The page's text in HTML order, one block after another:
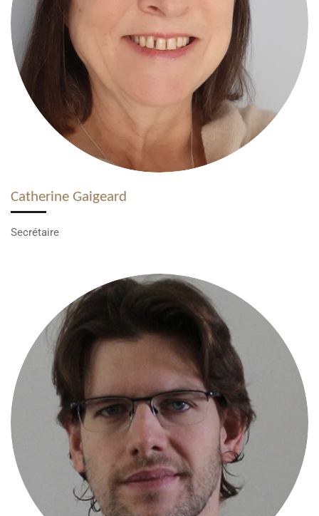
Catherine Gaigeard
Secrétaire